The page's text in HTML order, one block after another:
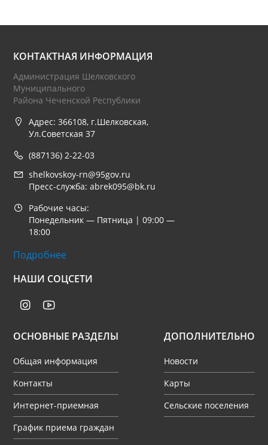
КОНТАКТНАЯ ИНФОРМАЦИЯ
Администрация Шелковского
Муниципального
Района Чеченской Республики
Адрес: 366108, г.Шелковская,
Ул.Советская 37
(887136) 2-22-03
shelkovskoy-rn@95gov.ru
Пресс-служба: abrek095@bk.ru
Рабочие часы:
Понедельник — Пятница | 09:00 —
18:00
Подробнее
НАШИ СОЦСЕТИ
ОСНОВНЫЕ РАЗДЕЛЫ
Общая информация
Контакты
Интернет-приемная
График приема граждан
ДОПОЛНИТЕЛЬНО
Новости
Карты
Сельские поселения